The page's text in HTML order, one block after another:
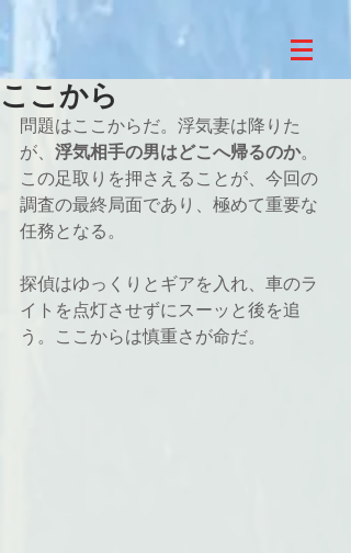
ここから
問題はここからだ。浮気妻は降りた
が、 浮気相手の男はどこへ帰るのか。
この足取りを押さえることが、今回の
調査の最終局面であり、極めて重要な
任務となる。
探偵はゆっくりとギアを入れ、車のラ
イトを点灯させずにスーッと後を追
う。ここからは慎重さが命だ。